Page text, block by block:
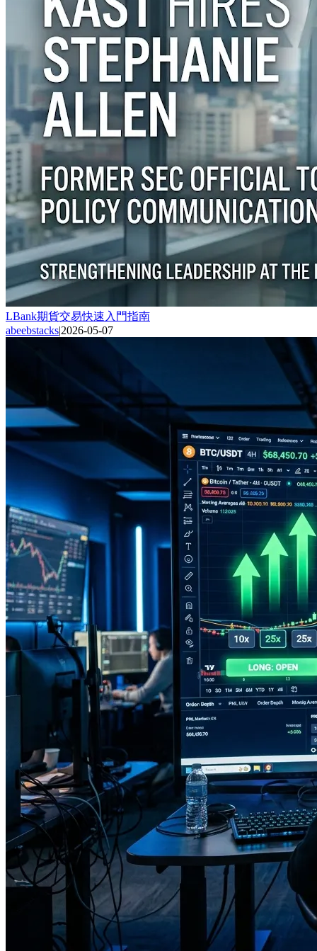
LBank期貨交易快速入門指南
abeebstacks|2026-05-07